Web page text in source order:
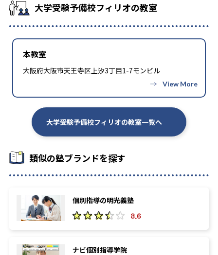
大学受験予備校フィリオの教室
本教室
大阪府大阪市天王寺区上汐3丁目1-7モンビル
大学受験予備校フィリオの教室一覧へ
類似の塾ブランドを探す
個別指導の明光義塾
3.6
ナビ個別指導学院